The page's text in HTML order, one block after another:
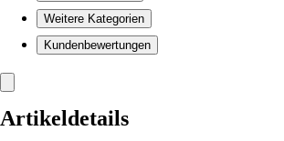
Weitere Kategorien
Kundenbewertungen
Artikeldetails